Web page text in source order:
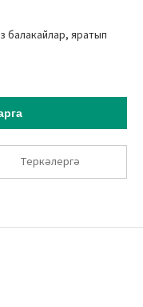
балакайлар, яратып
Теркәлергә